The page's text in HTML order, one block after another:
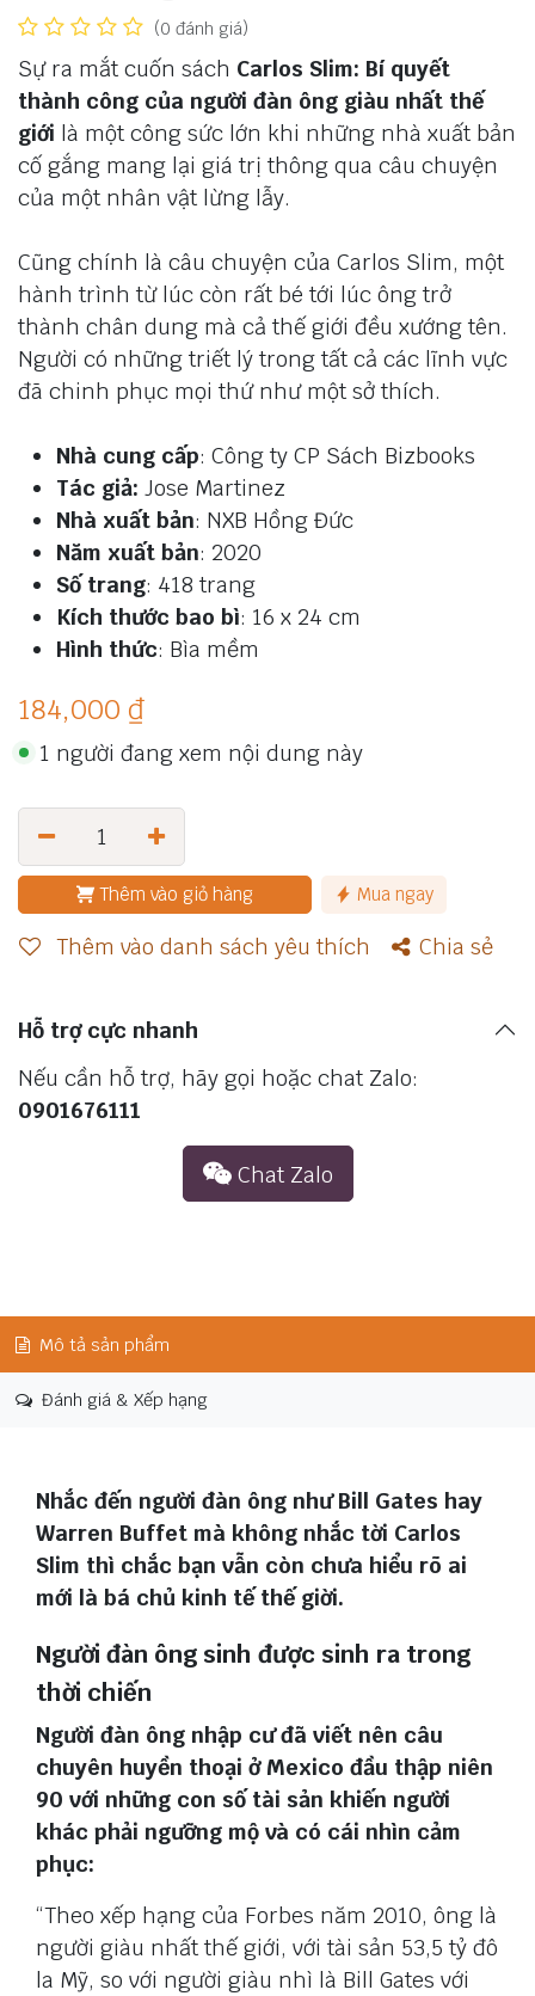
(0 đánh giá)
Sự ra mắt cuốn sách Carlos Slim: Bí quyết
thành công của người đàn ông giàu nhất thế
giới là một công sức lớn khi những nhà xuất bản
cố gắng mang lại giá trị thông qua câu chuyện
của một nhân vật lừng lẫy.
Cũng chính là câu chuyện của Carlos Slim, một
hành trình từ lúc còn rất bé tới lúc ông trở
thành chân dung mà cả thế giới đều xướng tên.
Người có những triết lý trong tất cả các lĩnh vực
đã chinh phục mọi thứ như một sở thích.
Nhà cung cấp: Công ty CP Sách Bizbooks
Tác giả: Jose Martinez
Nhà xuất bản: NXB Hồng Đức
Năm xuất bản: 2020
Số trang: 418 trang
Kích thước bao bì: 16 x 24 cm
Hình thức: Bìa mềm
184,000 ₫
1 người đang xem nội dung này
Thêm vào giỏ hàng Mua ngay
Thêm vào danh sách yêu thích Chia sẻ
Hỗ trợ cực nhanh
Nếu cần hỗ trợ, hãy gọi hoặc chat Zalo:
0901676111
Chat​ Zalo
Mô tả sản phẩm
Đánh giá & Xếp hạng
Nhắc đến người đàn ông như Bill Gates hay
Warren Buffet mà không nhắc tời Carlos
Slim thì chắc bạn vẫn còn chưa hiểu rõ ai
mới là bá chủ kinh tế thế giời.
Người đàn ông sinh được sinh ra trong
thời chiến
Người đàn ông nhập cư đã viết nên câu
chuyên huyền thoại ở Mexico đầu thập niên
90 với những con số tài sản khiến người
khác phải ngưỡng mộ và có cái nhìn cảm
phục:
“Theo xếp hạng của Forbes năm 2010, ông là
người giàu nhất thế giới, với tài sản 53,5 tỷ đô
la Mỹ, so với người giàu nhì là Bill Gates với